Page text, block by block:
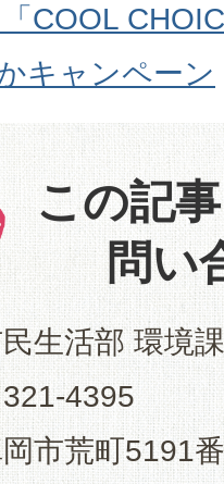
COOL
キャンペーン
この記
問い
生活部 環境
4395
市荒町5191